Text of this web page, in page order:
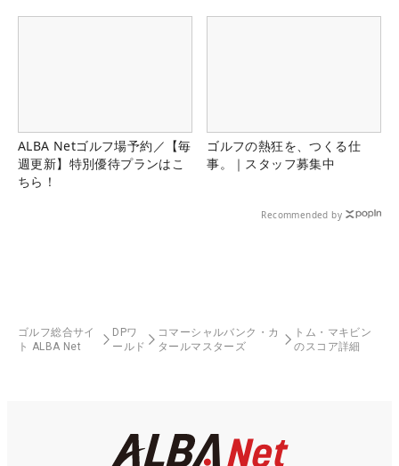
ALBA Netゴルフ場予約／【毎
週更新】特別優待プランはこ
ちら！
ゴルフの熱狂を、つくる仕
事。｜スタッフ募集中
Recommended by
ゴルフ総合サイ
ト ALBA Net
DPワ
ールド
コマーシャルバンク・カ
タールマスターズ
トム・マキビン
のスコア詳細